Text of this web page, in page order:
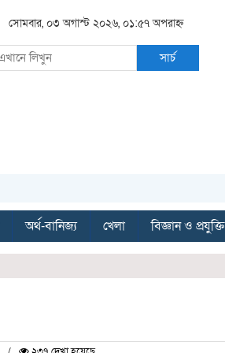
সোমবার, ০৩ অগাস্ট ২০২৬, ০১:৫৭ অপরাহ্ন
সার্চ
অর্থ-বানিজ্য খেলা বিজ্ঞান ও প্রযুক্তি